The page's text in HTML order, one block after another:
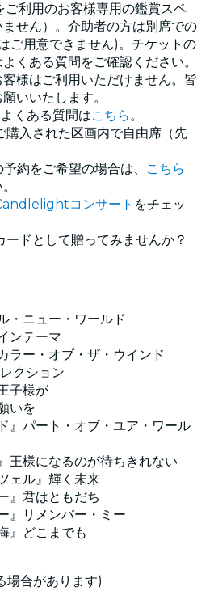
利用のお客様専用の鑑賞スペ
せん）。介助者の方は別席での
ご用意できません)。チケットの
くある質問をご確認ください。
様はご利用いただけません。皆
いいたします。
くある質問はこちら。
購入された区画内で自由席（先
約をご希望の場合は、
こちら
コンサート をチェッ
ドとして贈ってみませんか？
・ニュー・ワールド
ンテーマ
ラー・オブ・ザ・ウインド
クション
子様が
いを
』パート・オブ・ユア・ワール
王様になるのが待ちきれない
ェル』輝く未来
』君はともだち
』リメンバー・ミー
』どこまでも
場合があります)